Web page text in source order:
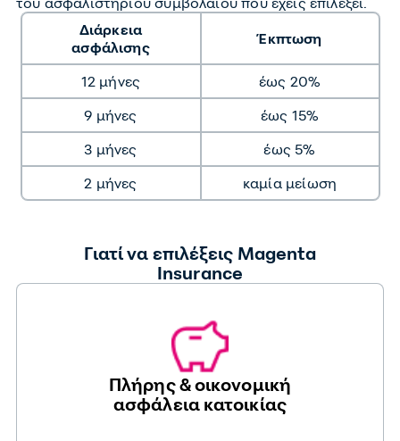
Διάρκεια
ασφάλισης
Έκπτωση
12 μήνες
έως 20%
9 μήνες
έως 15%
3 μήνες
έως 5%
2 μήνες
καμία μείωση
Γιατί να επιλέξεις Magenta
Insurance
Πλήρης & οικονομική
ασφάλεια κατοικίας